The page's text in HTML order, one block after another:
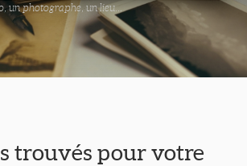
un photographe, un lieu...
trouvés pour votre